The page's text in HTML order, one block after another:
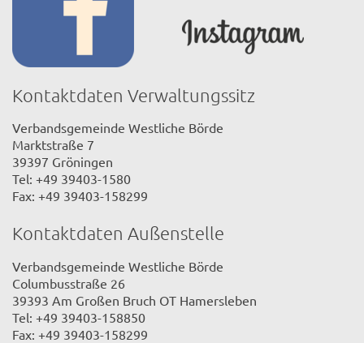
Kontaktdaten Verwaltungssitz
Verbandsgemeinde Westliche Börde
Marktstraße 7
39397 Gröningen
Tel: +49 39403-1580
Fax: +49 39403-158299
Kontaktdaten Außenstelle
Verbandsgemeinde Westliche Börde
Columbusstraße 26
39393 Am Großen Bruch OT Hamersleben
Tel: +49 39403-158850
Fax: +49 39403-158299